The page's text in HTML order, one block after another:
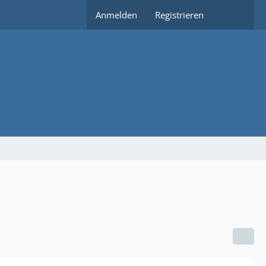
Anmelden Registrieren